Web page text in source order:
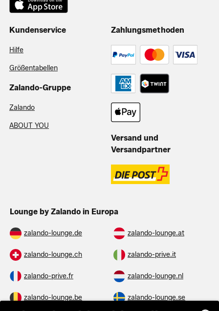
Kundenservice
Hilfe
Größentabellen
Zalando-Gruppe
Zalando
ABOUT YOU
Zahlungsmethoden
Versand und
Versandpartner
Lounge by Zalando in Europa
zalando-lounge.de zalando-lounge.at
zalando-lounge.ch zalando-prive.it
zalando-prive.fr zalando-lounge.nl
zalando-lounge.be zalando-lounge.se